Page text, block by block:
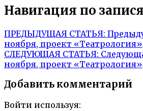
Навигация по
ПРЕДЫДУЩАЯ СТАТЬЯ:
ноября, проект «Театрология»
СЛЕДУЮЩАЯ СТАТЬЯ:
ноября, проект «Театрология»
Добавить комментарий
Войти используя: